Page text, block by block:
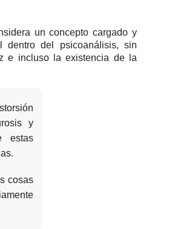
un concepto cargado y
dentro del psicoanálisis, sin
e incluso la existencia de la
y
estas
cosas